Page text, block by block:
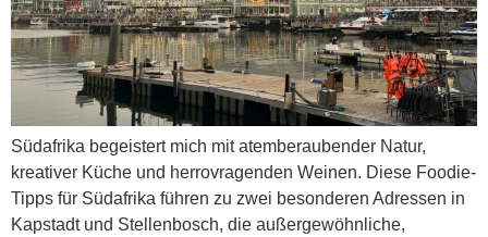
Südafrika begeistert mich mit atemberaubender Natur,
kreativer Küche und herrovragenden Weinen. Diese Foodie-
Tipps für Südafrika führen zu zwei besonderen Adressen in
Kapstadt und Stellenbosch, die außergewöhnliche,